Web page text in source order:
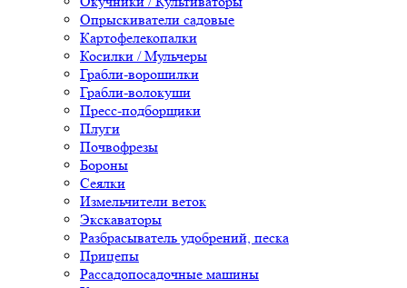
Опрыскиватели садовые
Картофелекопалки
Косилки / Мульчеры
Грабли-ворошилки
Грабли-волокуши
Пресс-подборщики
Плуги
Почвофрезы
Бороны
Сеялки
Измельчители веток
Экскаваторы
Разбрасыватель удобрений, песка
Прицепы
Рассадопосадочные машины